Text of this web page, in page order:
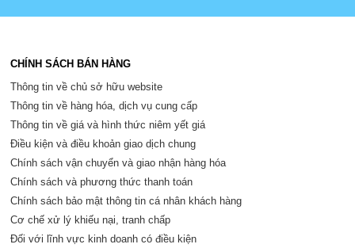
CHÍNH SÁCH BÁN HÀNG
Thông tin về chủ sở hữu website
Thông tin về hàng hóa, dịch vụ cung cấp
Thông tin về giá và hình thức niêm yết giá
Điều kiện và điều khoản giao dịch chung
Chính sách vận chuyển và giao nhận hàng hóa
Chính sách và phương thức thanh toán
Chính sách bảo mật thông tin cá nhân khách hàng
Cơ chế xử lý khiếu nại, tranh chấp
Đối với lĩnh vực kinh doanh có điều kiện